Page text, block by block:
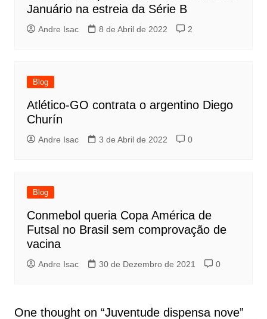
Januário na estreia da Série B
Andre Isac 8 de Abril de 2022 2
Blog
Atlético-GO contrata o argentino Diego
Churín
Andre Isac 3 de Abril de 2022 0
Blog
Conmebol queria Copa América de
Futsal no Brasil sem comprovação de
vacina
Andre Isac 30 de Dezembro de 2021 0
One thought on “Juventude dispensa nove”